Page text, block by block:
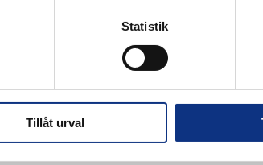
Statistik
Tillåt urval